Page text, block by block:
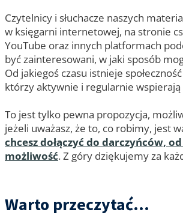
Czytelnicy i słuchacze naszych
w księgarni internetowej, na stronie
YouTube oraz innych platformach
być zainteresowani, w jaki sposób
Od jakiegoś czasu istnieje
którzy aktywnie i regularnie wspierają
To jest tylko pewna propozycja,
jeżeli uważasz, że to, co robimy, jest
chcesz dołączyć do darczyńców,
możliwość. Z góry dziękujemy za
Warto przeczytać...